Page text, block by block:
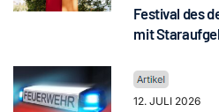
Festival des
mit
12. JULI 2026